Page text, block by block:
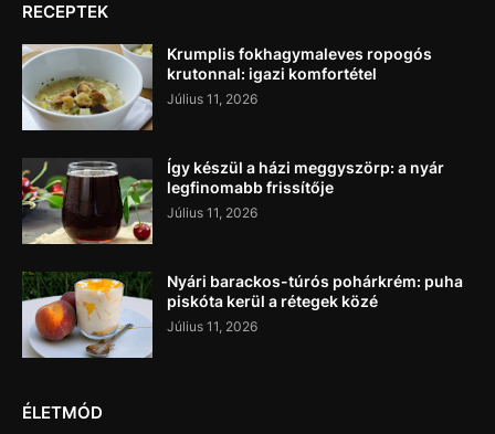
RECEPTEK
Krumplis fokhagymaleves ropogós
krutonnal: igazi komfortétel
Július 11, 2026
Így készül a házi meggyszörp: a nyár
legfinomabb frissítője
Július 11, 2026
Nyári barackos-túrós pohárkrém: puha
piskóta kerül a rétegek közé
Július 11, 2026
ÉLETMÓD